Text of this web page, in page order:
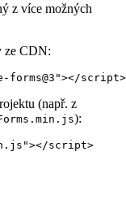
z více možných
ze CDN:
(např. z
):